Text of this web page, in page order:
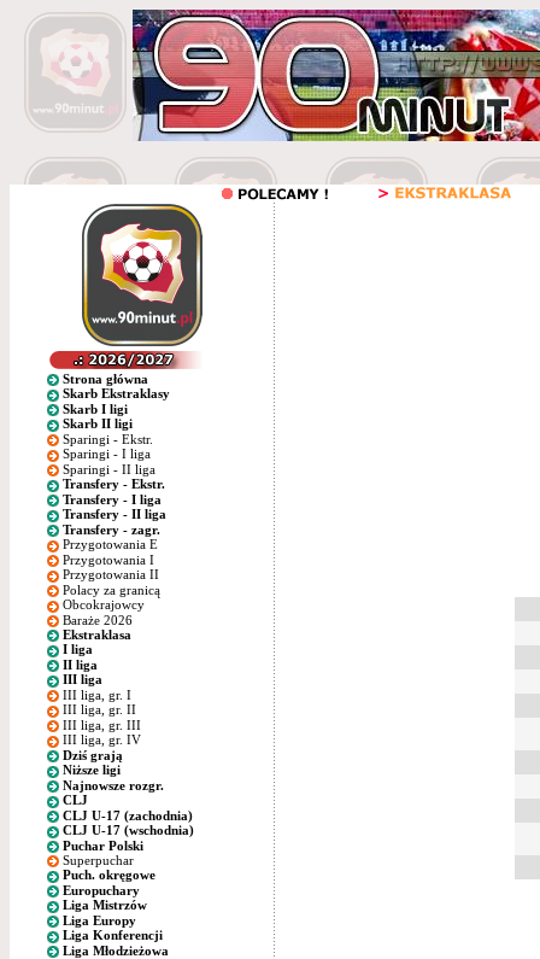
Strona główna
Skarb Ekstraklasy
Skarb I ligi
Skarb II ligi
Sparingi - Ekstr.
Sparingi - I liga
Sparingi - II liga
Transfery - Ekstr.
Transfery - I liga
Transfery - II liga
Transfery - zagr.
Przygotowania E
Przygotowania I
Przygotowania II
Polacy za granicą
Obcokrajowcy
Baraże 2026
Ekstraklasa
I liga
II liga
III liga
III liga, gr. I
III liga, gr. II
III liga, gr. III
III liga, gr. IV
Dziś grają
Niższe ligi
Najnowsze rozgr.
CLJ
CLJ U-17 (zachodnia)
CLJ U-17 (wschodnia)
Puchar Polski
Superpuchar
Puch. okręgowe
Europuchary
Liga Mistrzów
Liga Europy
Liga Konferencji
Liga Młodzieżowa